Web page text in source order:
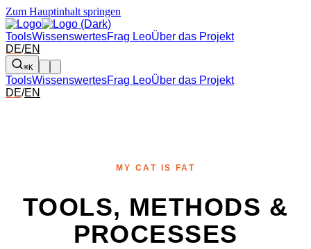
Zum Hauptinhalt springen
ToolsWissenswertesFrag LeoÜber das Projekt
DE/EN
⌘K
ToolsWissenswertesFrag LeoÜber das Projekt
DE/EN
MY CAT IS FAT
TOOLS, METHODS &
PROCESSES